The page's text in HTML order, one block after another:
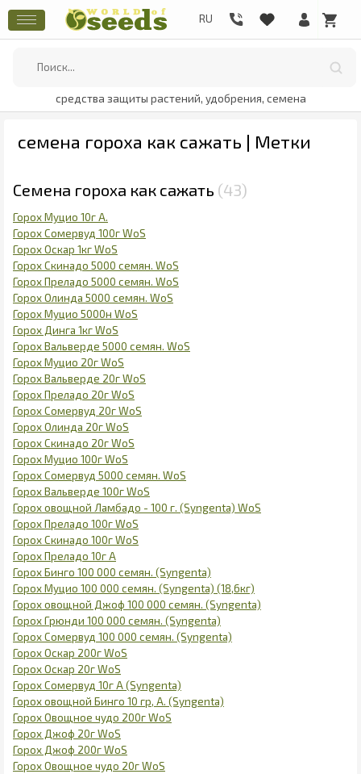
средства защиты растений, удобрения, семена
семена гороха как сажать | Метки
Семена гороха как сажать 43
Горох Муцио 10г А.
Горох Сомервуд 100г WoS
Горох Оскар 1кг WoS
Горох Скинадо 5000 семян. WoS
Горох Преладо 5000 семян. WoS
Горох Олинда 5000 семян. WoS
Горох Муцио 5000н WoS
Горох Динга 1кг WoS
Горох Вальверде 5000 семян. WoS
Горох Муцио 20г WoS
Горох Вальверде 20г WoS
Горох Преладо 20г WoS
Горох Сомервуд 20г WoS
Горох Олинда 20г WoS
Горох Скинадо 20г WoS
Горох Муцио 100г WoS
Горох Сомервуд 5000 семян. WoS
Горох Вальверде 100г WoS
Горох овощной Ламбадо - 100 г. (Syngenta) WoS
Горох Преладо 100г WoS
Горох Скинадо 100г WoS
Горох Преладо 10г А
Горох Бинго 100 000 семян. (Syngenta)
Горох Муцио 100 000 семян. (Syngenta) (18,6кг)
Горох овощной Джоф 100 000 семян. (Syngenta)
Горох Грюнди 100 000 семян. (Syngenta)
Горох Сомервуд 100 000 семян. (Syngenta)
Горох Оскар 200г WoS
Горох Оскар 20г WoS
Горох Сомервуд 10г А (Syngenta)
Горох овощной Бинго 10 гр, А. (Syngenta)
Горох Овощное чудо 200г WoS
Горох Джоф 20г WoS
Горох Джоф 200г WoS
Горох Овощное чудо 20г WoS